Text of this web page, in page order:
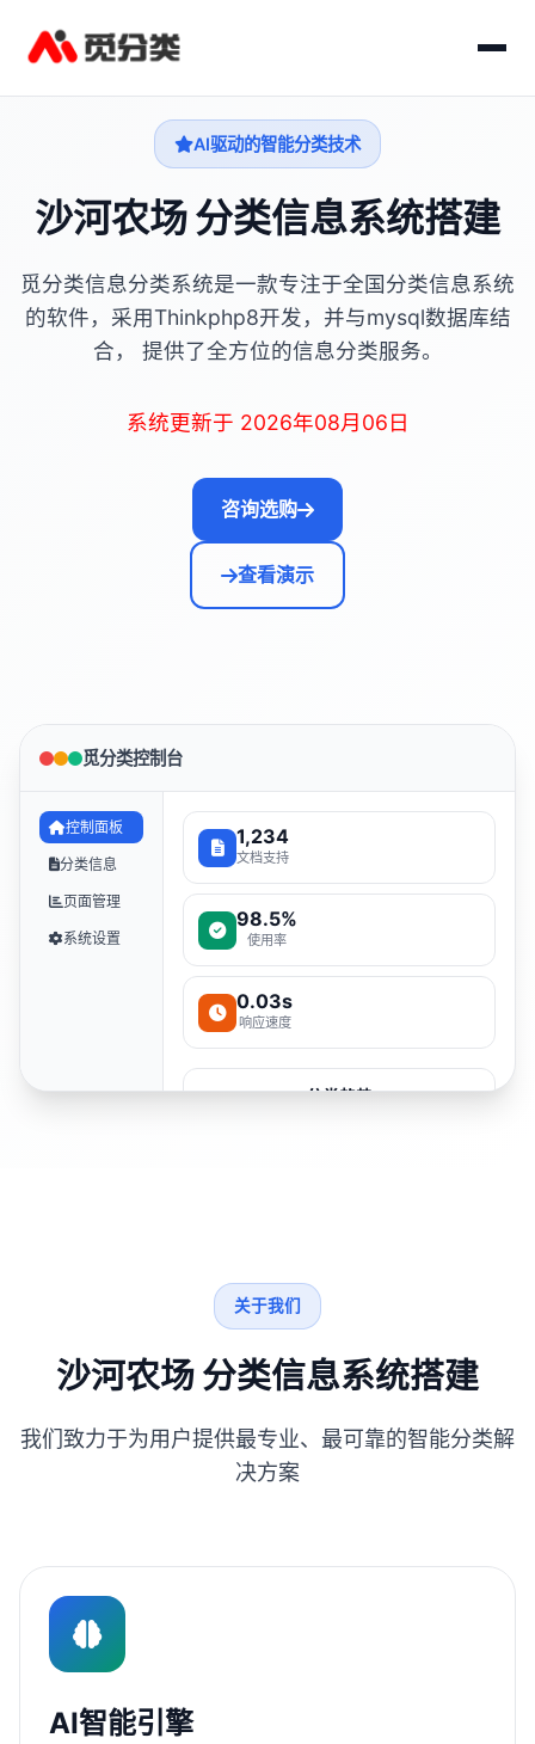
AI驱动的智能分类技术
沙河农场 分类信息系统搭建
觅分类信息分类系统是一款专注于全国分类信息系统
的软件，采用Thinkphp8开发，并与mysql数据库结
合， 提供了全方位的信息分类服务。
系统更新于 2026年08月06日
咨询选购
查看演示
觅分类控制台
控制面板
分类信息
页面管理
系统设置
1,234
文档支持
98.5%
使用率
0.03s
响应速度
分类趋势
关于我们
沙河农场 分类信息系统搭建
我们致力于为用户提供最专业、最可靠的智能分类解
决方案
AI智能引擎